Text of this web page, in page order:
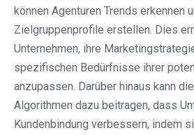
können Agenturen Trends erkennen
Zielgruppenprofile erstellen. Dies
Unternehmen, ihre
spezifischen Bedürfnisse ihrer
anzupassen. Darüber hinaus kann
Algorithmen dazu beitragen, dass
Kundenbindung verbessern, indem